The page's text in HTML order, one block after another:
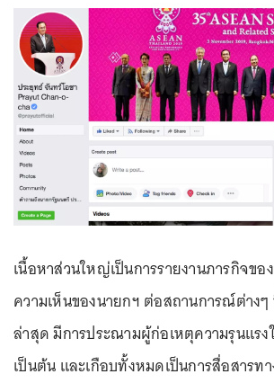
เนื้อหาส่วนใหญ่เป็นการรายงานภารกิจข
ความเห็นของนายกฯ ต่อสถานการณ์ต่างๆ
ล่าสุด มีการประณามผู้ก่อเหตุความรุนแรง
เป็นต้น และเกือบทั้งหมดเป็นการสื่อสารท